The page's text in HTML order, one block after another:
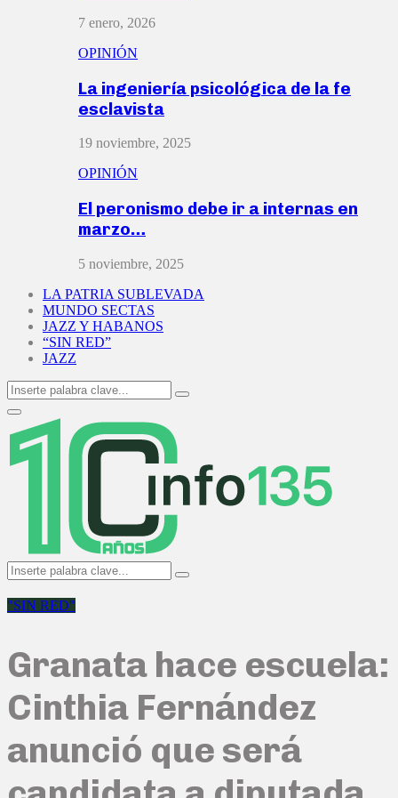
7 enero, 2026
OPINIÓN
La ingeniería psicológica de la fe
esclavista
19 noviembre, 2025
OPINIÓN
El peronismo debe ir a internas en
marzo…
5 noviembre, 2025
LA PATRIA SUBLEVADA
MUNDO SECTAS
JAZZ Y HABANOS
“SIN RED”
JAZZ
Search
for:
Search
Primary
Menu
Search
for:
Search
"SIN RED"
Granata hace escuela:
Cinthia Fernández
anunció que será